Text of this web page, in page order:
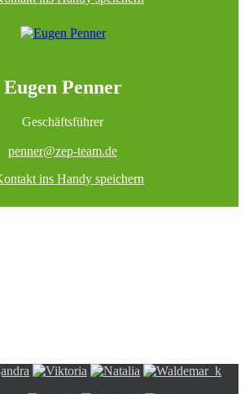
Eugen Penner
Geschäftsführer
penner@zep-team.de